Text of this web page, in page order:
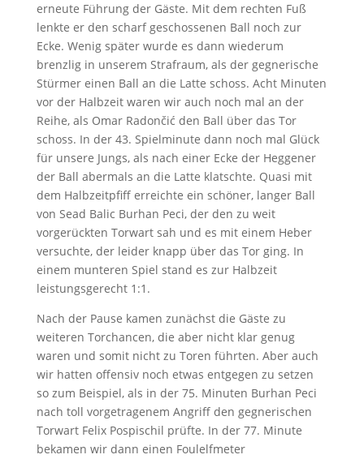
erneute Führung der Gäste. Mit dem rechten Fuß
lenkte er den scharf geschossenen Ball noch zur
Ecke. Wenig später wurde es dann wiederum
brenzlig in unserem Strafraum, als der gegnerische
Stürmer einen Ball an die Latte schoss. Acht Minuten
vor der Halbzeit waren wir auch noch mal an der
Reihe, als Omar Radončić den Ball über das Tor
schoss. In der 43. Spielminute dann noch mal Glück
für unsere Jungs, als nach einer Ecke der Heggener
der Ball abermals an die Latte klatschte. Quasi mit
dem Halbzeitpfiff erreichte ein schöner, langer Ball
von Sead Balic Burhan Peci, der den zu weit
vorgerückten Torwart sah und es mit einem Heber
versuchte, der leider knapp über das Tor ging. In
einem munteren Spiel stand es zur Halbzeit
leistungsgerecht 1:1.
Nach der Pause kamen zunächst die Gäste zu
weiteren Torchancen, die aber nicht klar genug
waren und somit nicht zu Toren führten. Aber auch
wir hatten offensiv noch etwas entgegen zu setzen
so zum Beispiel, als in der 75. Minuten Burhan Peci
nach toll vorgetragenem Angriff den gegnerischen
Torwart Felix Pospischil prüfte. In der 77. Minute
bekamen wir dann einen Foulelfmeter